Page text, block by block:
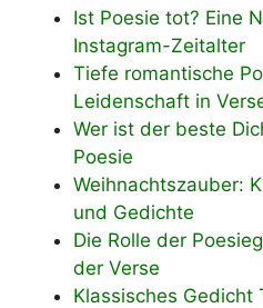
Ist Poesie tot? Eine
Instagram-Zeitalter
Tiefe romantische
Leidenschaft in
Wer ist der beste
Poesie
Weihnachtszauber:
und Gedichte
Die Rolle der
der Verse
Klassisches Gedicht